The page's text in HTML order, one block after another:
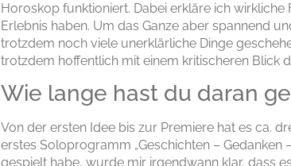
Horoskop funktioniert. Dabei erkläre ich
Erlebnis haben. Um das Ganze aber spannend
trotzdem noch viele unerklärliche Dinge
trotzdem hoffentlich mit einem kritischeren Blick
Wie lange hast du daran
Von der ersten Idee bis zur Premiere hat es ca.
erstes Soloprogramm „Geschichten – Gedanken
gespielt habe, wurde mir irgendwann klar, dass